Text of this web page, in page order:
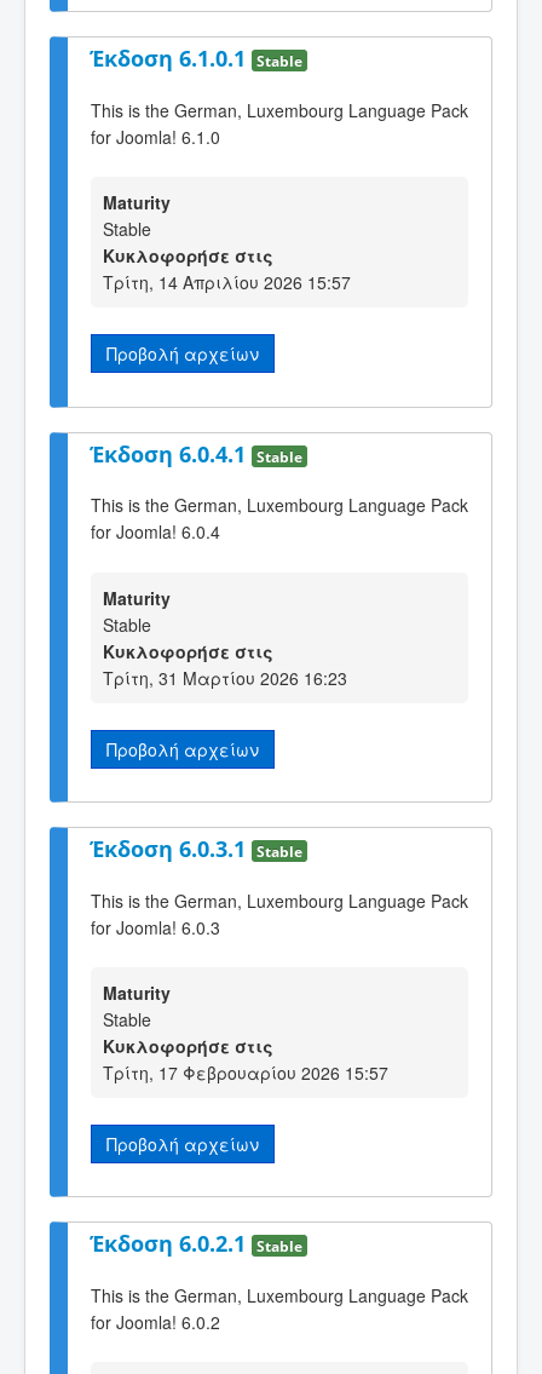
Έκδοση 6.1.0.1 Stable
This is the German, Luxembourg Language Pack
for Joomla! 6.1.0
Maturity
Stable
Κυκλοφορήσε στις
Τρίτη, 14 Απριλίου 2026 15:57
Προβολή αρχείων
Έκδοση 6.0.4.1 Stable
This is the German, Luxembourg Language Pack
for Joomla! 6.0.4
Maturity
Stable
Κυκλοφορήσε στις
Τρίτη, 31 Μαρτίου 2026 16:23
Προβολή αρχείων
Έκδοση 6.0.3.1 Stable
This is the German, Luxembourg Language Pack
for Joomla! 6.0.3
Maturity
Stable
Κυκλοφορήσε στις
Τρίτη, 17 Φεβρουαρίου 2026 15:57
Προβολή αρχείων
Έκδοση 6.0.2.1 Stable
This is the German, Luxembourg Language Pack
for Joomla! 6.0.2